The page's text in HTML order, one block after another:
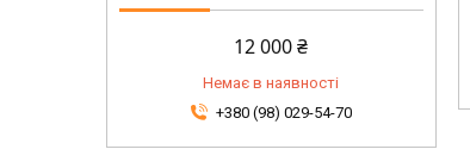
12 000 ₴
Немає в наявності
+380 (98) 029-54-70